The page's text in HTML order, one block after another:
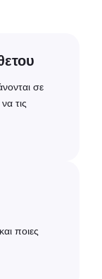
σε
τις
ποιες